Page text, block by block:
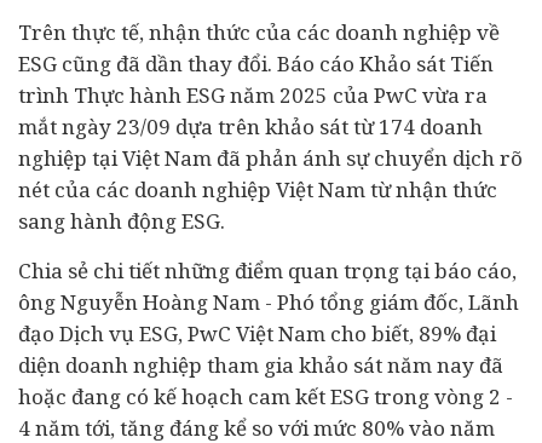
Trên thực tế, nhận thức của các doanh nghiệp về
ESG cũng đã dần thay đổi. Báo cáo Khảo sát Tiến
trình Thực hành ESG năm 2025 của PwC vừa ra
mắt ngày 23/09 dựa trên khảo sát từ 174 doanh
nghiệp tại Việt Nam đã phản ánh sự chuyển dịch rõ
nét của các doanh nghiệp Việt Nam từ nhận thức
sang hành động ESG.
Chia sẻ chi tiết những điểm quan trọng tại báo cáo,
ông Nguyễn Hoàng Nam - Phó tổng giám đốc, Lãnh
đạo Dịch vụ ESG, PwC Việt Nam cho biết, 89% đại
diện doanh nghiệp tham gia khảo sát năm nay đã
hoặc đang có kế hoạch cam kết ESG trong vòng 2 -
4 năm tới, tăng đáng kể so với mức 80% vào năm